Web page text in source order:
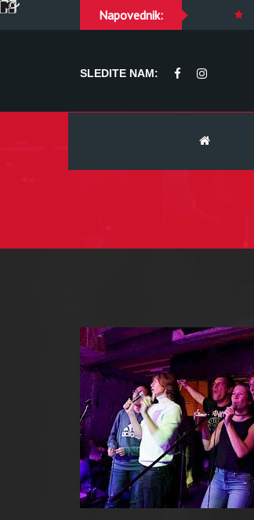
Napovednik:
OF JOY + Match! + Šesti
SLEDITE NAM: